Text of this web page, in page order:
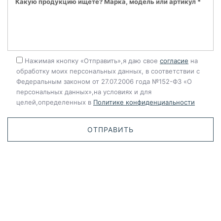
Нажимая кнопку «Отправить»,я даю свое согласие на
обработку моих персональных данных, в соответствии с
Федеральным законом от 27.07.2006 года №152-ФЗ «О
персональных данных»,на условиях и для
целей,определенных в Политике конфиденциальности